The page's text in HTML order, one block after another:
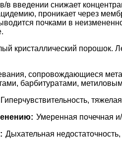
в введении снижает
проникает через
почками в
кристаллический порошок.
сопровождающиеся
барбитуратами,
Гиперчувствительность,
Умеренная почечная
Дыхательная